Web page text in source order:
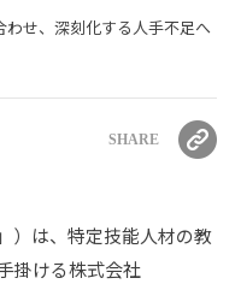
せ、深刻化する人手不足へ
SHARE
）は、特定技能人材の教
掛ける株式会社